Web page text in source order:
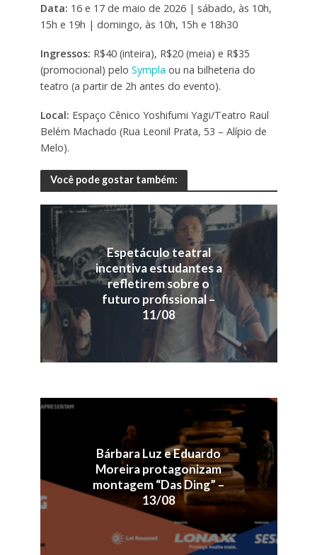
Data: 16 e 17 de maio de 2026 | sábado, às 10h,
15h e 19h | domingo, às 10h, 15h e 18h30
Ingressos: R$40 (inteira), R$20 (meia) e R$35
(promocional) pelo Sympla ou na bilheteria do
teatro (a partir de 2h antes do evento).
Local: Espaço Cênico Yoshifumi Yagi/Teatro Raul
Belém Machado (Rua Leonil Prata, 53 – Alípio de
Melo).
Você pode gostar também:
Espetáculo teatral
incentiva estudantes a
refletirem sobre o
futuro profissional –
11/08
Bárbara Luz e Eduardo
Moreira protagonizam
montagem “Das Ding” –
13/08